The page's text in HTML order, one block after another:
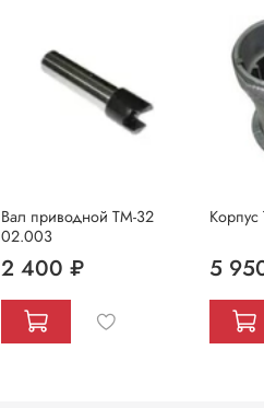
Вал приводной ТМ-32
02.003
2 400 ₽ 5